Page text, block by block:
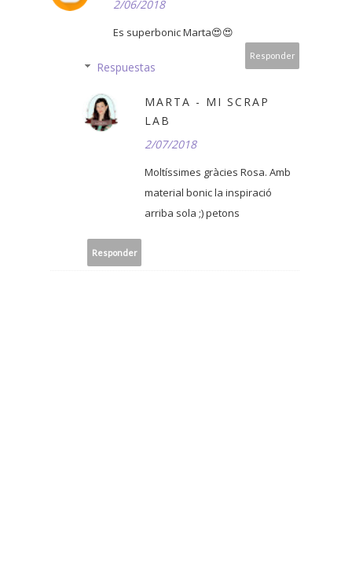
2/06/2018
Es superbonic Marta😍😍
Responder
Respuestas
MARTA - MI SCRAP
LAB
2/07/2018
Moltíssimes gràcies Rosa. Amb
material bonic la inspiració
arriba sola ;) petons
Responder